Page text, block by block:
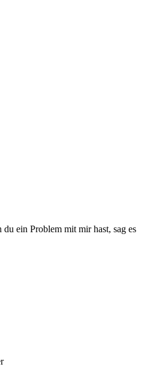
ein Problem mit mir hast, sag es